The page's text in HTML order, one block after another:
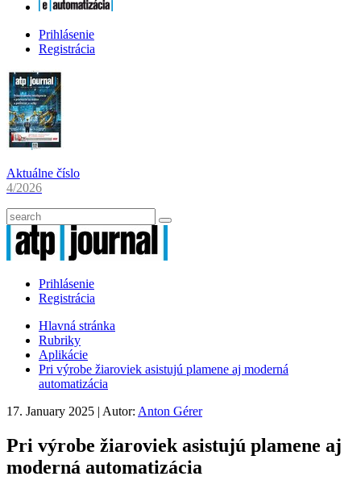
Prihlásenie
Registrácia
Aktuálne číslo
4/2026
Prihlásenie
Registrácia
Hlavná stránka
Rubriky
Aplikácie
Pri výrobe žiaroviek asistujú plamene aj moderná
automatizácia
17. January 2025 | Autor: Anton Gérer
Pri výrobe žiaroviek asistujú plamene aj
moderná automatizácia